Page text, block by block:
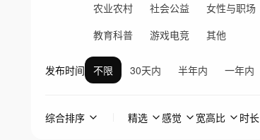
农业农村
社会公益 女性与职场
教育科普
游戏电竞 其他
发布时间 不限 30天内 半年内 一年内
综合排序 精选 感觉 宽高比 时长